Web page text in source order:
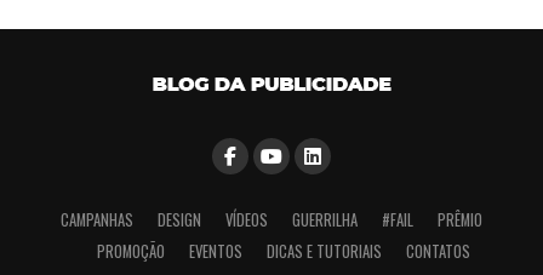
CAMPANHAS DESIGN VÍDEOS GUERRILHA #FAIL
PRÊMIO
PROMOÇÃO
EVENTOS DICAS E TUTORIAIS CONTATOS